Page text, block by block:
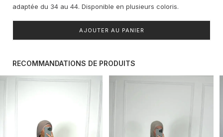
adaptée du 34 au 44. Disponible en plusieurs coloris.
AJOUTER AU PANIER
RECOMMANDATIONS DE PRODUITS